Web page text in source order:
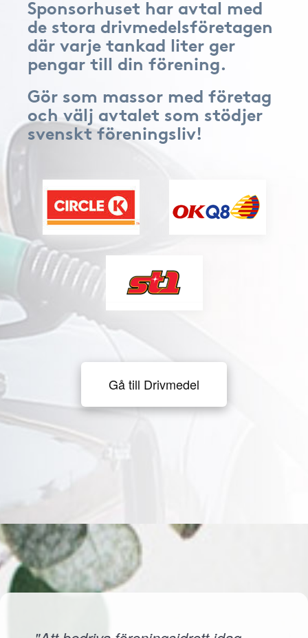
Sponsorhuset har avtal med
de stora drivmedelsföretagen
där varje tankad liter ger
pengar till din förening.
Gör som massor med företag
och välj avtalet som stödjer
svenskt föreningsliv!
Gå till Drivmedel